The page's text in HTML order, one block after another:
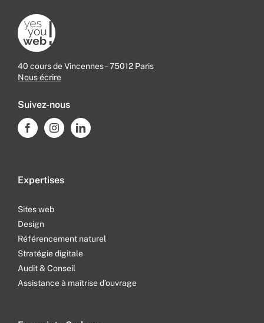
40 cours de Vincennes – 75012 Paris
Nous écrire
Suivez-nous
Expertises
Sites web
Design
Référencement naturel
Stratégie digitale
Audit & Conseil
Assistance à maîtrise d’ouvrage